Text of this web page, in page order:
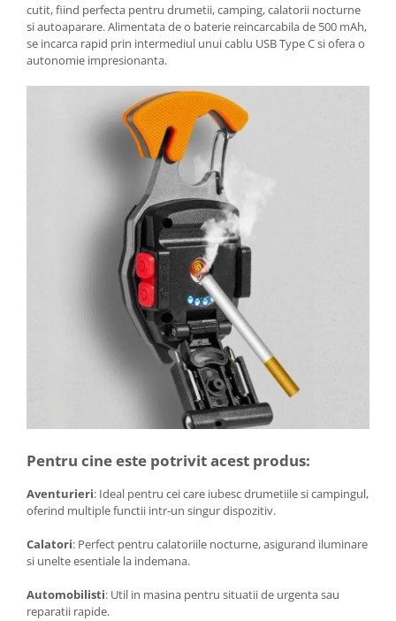
cutit, fiind perfecta pentru drumetii, camping, calatorii nocturne
si autoaparare. Alimentata de o baterie reincarcabila de 500 mAh,
se incarca rapid prin intermediul unui cablu USB Type C si ofera o
autonomie impresionanta.
Pentru cine este potrivit acest produs:
Aventurieri: Ideal pentru cei care iubesc drumetiile si campingul,
oferind multiple functii intr-un singur dispozitiv.
Calatori: Perfect pentru calatoriile nocturne, asigurand iluminare
si unelte esentiale la indemana.
Automobilisti: Util in masina pentru situatii de urgenta sau
reparatii rapide.